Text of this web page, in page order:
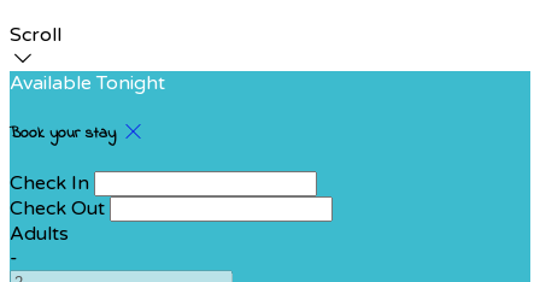
Scroll
Available Tonight
Book your stay
Check In
Check Out
Adults
-